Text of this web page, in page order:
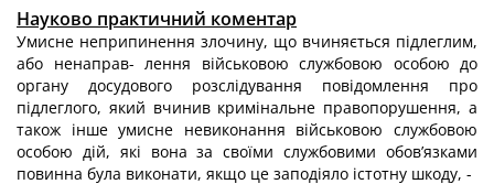
Науково практичний коментар
Умисне неприпинення злочину, що вчиняється підлеглим,
або ненаправ- лення військовою службовою особою до
органу досудового розслідування по­відомлення про
підлеглого, який вчинив кримінальне правопорушення, а
також інше умисне невиконання військовою службовою
особою дій, які вона за своїми службовими обов’язками
повинна була виконати, якщо це заподіяло істотну шкоду, -